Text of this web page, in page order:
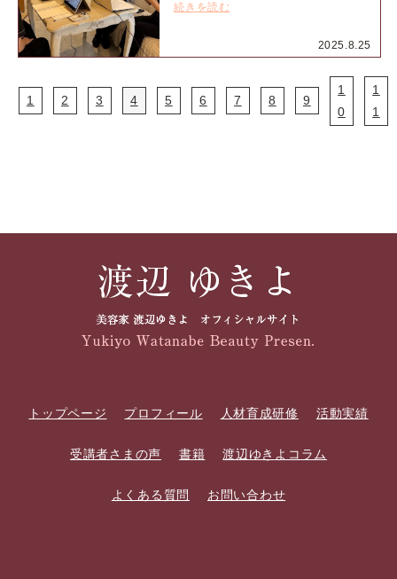
2025.8.25
続きを読む
1 2 3 4 5 6 7 8 9
1
0
1
1
トップページ プロフィール 人材育成研修 活動実績
受講者さまの声 書籍 渡辺ゆきよコラム
よくある質問 お問い合わせ